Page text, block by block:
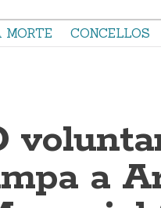
MORTE CONCELLOS
a